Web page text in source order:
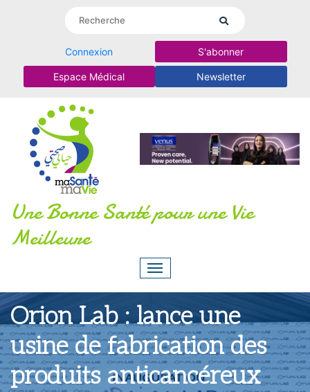
Connexion S'abonner
Espace Médical Newsletter
Une Bonne Santé pour une Vie
Meilleure
Orion Lab : lance une
usine de fabrication des
produits anticancéreux